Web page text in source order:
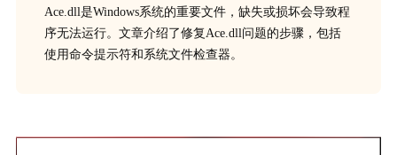
Ace.dll是Windows系统的重要文件，缺失或损坏会导致程
序无法运行。文章介绍了修复Ace.dll问题的步骤，包括
使用命令提示符和系统文件检查器。